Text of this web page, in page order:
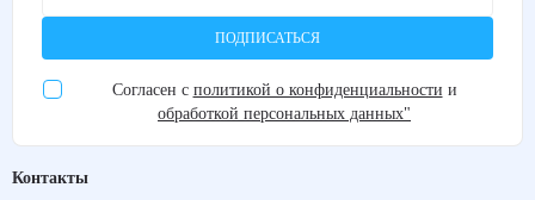
ПОДПИСАТЬСЯ
Согласен с политикой о конфиденциальности и
обработкой персональных данных"
Контакты